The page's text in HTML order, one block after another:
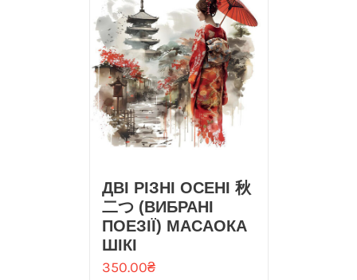
ДВІ РІЗНІ ОСЕНІ 秋
二つ (ВИБРАНІ
ПОЕЗІЇ) МАСАОКА
ШІКІ
350.00₴